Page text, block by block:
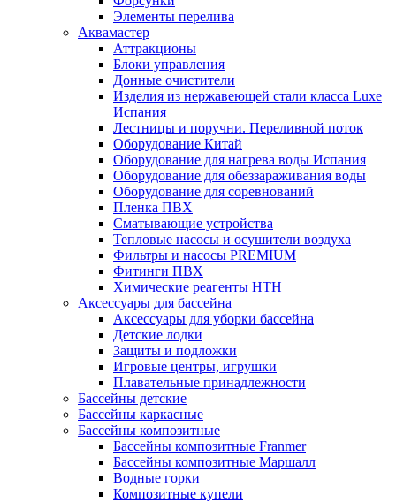
Элементы перелива
Аквамастер
Аттракционы
Блоки управления
Донные очистители
Изделия из нержавеющей стали класса Luxe
Испания
Лестницы и поручни. Переливной поток
Оборудование Китай
Оборудование для нагрева воды Испания
Оборудование для обеззараживания воды
Оборудование для соревнований
Пленка ПВХ
Сматывающие устройства
Тепловые насосы и осушители воздуха
Фильтры и насосы PREMIUM
Фитинги ПВХ
Химические реагенты HTH
Аксессуары для бассейна
Аксессуары для уборки бассейна
Детские лодки
Защиты и подложки
Игровые центры, игрушки
Плавательные принадлежности
Бассейны детские
Бассейны каркасные
Бассейны композитные
Бассейны композитные Franmer
Бассейны композитные Маршалл
Водные горки
Композитные купели